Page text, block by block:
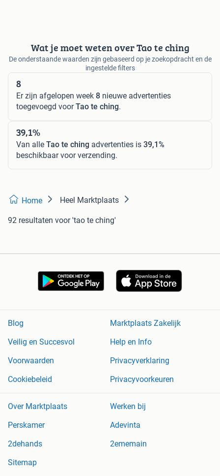
Wat je moet weten over Tao te ching
De onderstaande waarden zijn gebaseerd op je zoekopdracht en de
ingestelde filters
8
Er zijn afgelopen week 8 nieuwe advertenties
toegevoegd voorTao te ching.
39,1%
Van alle Tao te ching advertenties is 39,1%
beschikbaar voor verzending.
Home Heel Marktplaats
92 resultaten voor 'tao te ching'
Blog
Marktplaats Zakelijk
Veilig en Succesvol
Help en Info
Voorwaarden
Privacyverklaring
Cookiebeleid
Privacyvoorkeuren
Over Marktplaats
Werken bij
Perskamer
Adevinta
2dehands
2ememain
Sitemap